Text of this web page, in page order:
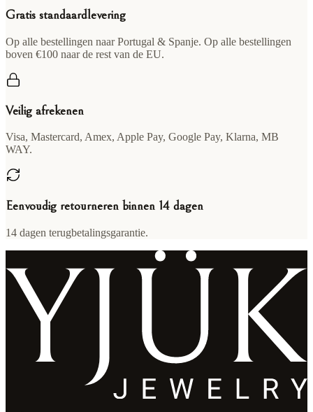
Gratis standaardlevering
Op alle bestellingen naar Portugal & Spanje. Op alle bestellingen
boven €100 naar de rest van de EU.
Veilig afrekenen
Visa, Mastercard, Amex, Apple Pay, Google Pay, Klarna, MB
WAY.
Eenvoudig retourneren binnen 14 dagen
14 dagen terugbetalingsgarantie.